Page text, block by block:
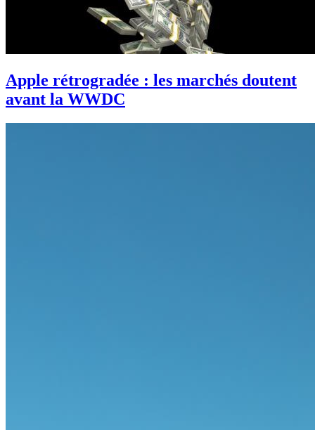
Apple rétrogradée : les marchés doutent
avant la WWDC